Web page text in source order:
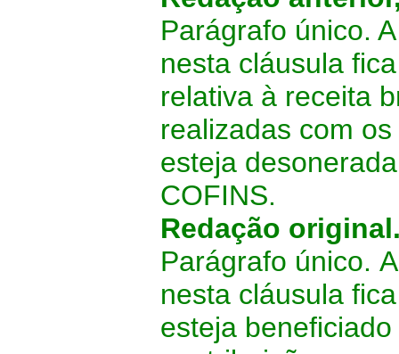
Parágrafo único.
nesta cláusula
relativa à receita
realizadas com
esteja
COFINS.
Redação
Parágrafo único.
nesta cláusula
esteja